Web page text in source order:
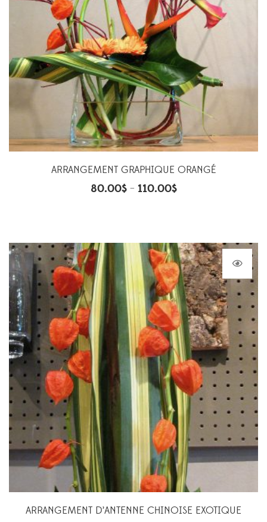
ARRANGEMENT GRAPHIQUE ORANGÉ
80.00$– 110.00$
ARRANGEMENT D’ANTENNE CHINOISE EXOTIQUE